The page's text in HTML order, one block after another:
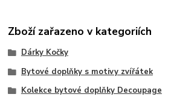
Zboží zařazeno v kategoriích
Dárky Kočky
Bytové doplňky s motivy zvířátek
Kolekce bytové doplňky Decoupage